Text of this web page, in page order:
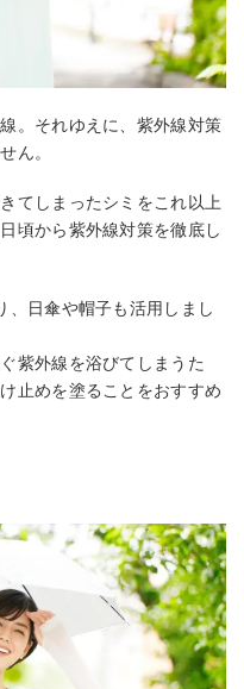
。それゆえに、紫外線対策
ん。
てしまったシミをこれ以上
頃から紫外線対策を徹底し
、日傘や帽子も活用しまし
紫外線を浴びてしまうた
止めを塗ることをおすすめ